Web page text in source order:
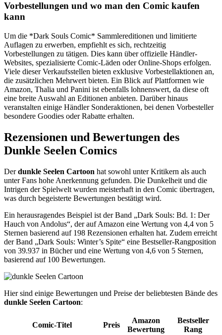
Vorbestellungen und wo man den Comic kaufen
kann
Um die *Dark Souls Comic* Sammlereditionen und limitierte
Auflagen zu erwerben, empfiehlt es sich, rechtzeitig
Vorbestellungen zu tätigen. Dies kann über offizielle Händler-
Websites, spezialisierte Comic-Läden oder Online-Shops erfolgen.
Viele dieser Verkaufsstellen bieten exklusive Vorbestellaktionen an,
die zusätzlichen Mehrwert bieten. Ein Blick auf Plattformen wie
Amazon, Thalia und Panini ist ebenfalls lohnenswert, da diese oft
eine breite Auswahl an Editionen anbieten. Darüber hinaus
veranstalten einige Händler Sonderaktionen, bei denen Vorbesteller
besondere Goodies oder Rabatte erhalten.
Rezensionen und Bewertungen des
Dunkle Seelen Comics
Derdunkle Seelen Cartoon hat sowohl unter Kritikern als auch
unter Fans hohe Anerkennung gefunden. Die Dunkelheit und die
Intrigen der Spielwelt wurden meisterhaft in den Comic übertragen,
was durch begeisterte Bewertungen bestätigt wird.
Ein herausragendes Beispiel ist der Band „Dark Souls: Bd. 1: Der
Hauch von Andolus“, der auf Amazon eine Wertung von 4,4 von 5
Sternen basierend auf 198 Rezensionen erhalten hat. Zudem erreicht
der Band „Dark Souls: Winter’s Spite“ eine Bestseller-Rangposition
von 39.937 in Bücher und eine Wertung von 4,6 von 5 Sternen,
basierend auf 100 Bewertungen.
Hier sind einige Bewertungen und Preise der beliebtesten Bände des
dunkle Seelen Cartoon:
Comic-Titel Preis
Amazon
Bewertung
Bestseller
Rang